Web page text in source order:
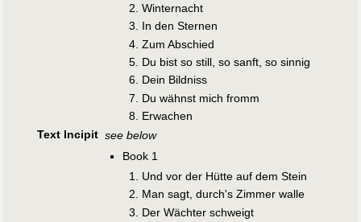
Winternacht
In den Sternen
Zum Abschied
Du bist so still, so sanft, so sinnig
Dein Bildniss
Du wähnst mich fromm
Erwachen
Text Incipit see below
Book 1
Und vor der Hütte auf dem Stein
Man sagt, durch's Zimmer walle
Der Wächter schweigt